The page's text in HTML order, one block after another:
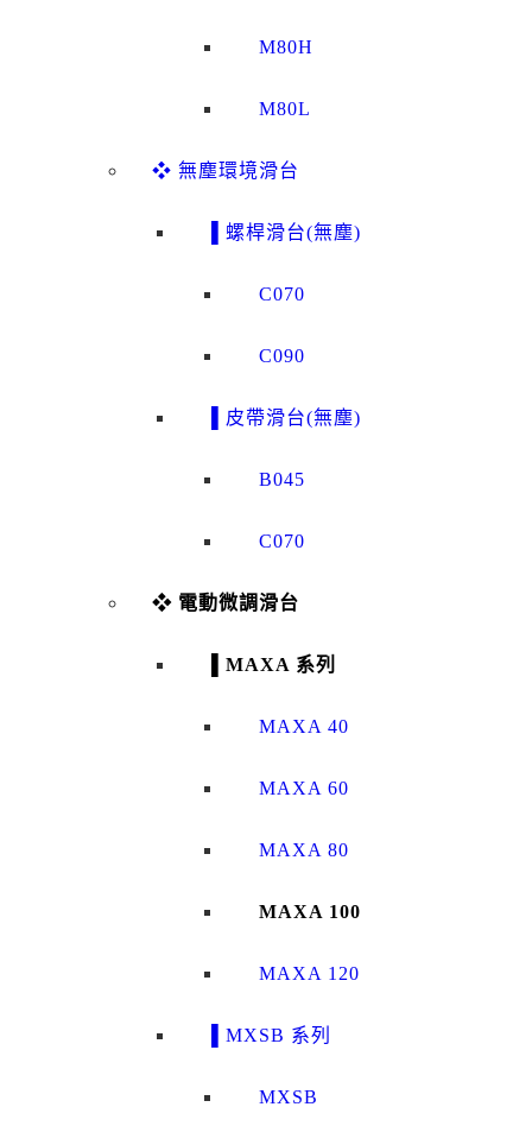
M80H
M80L
❖ 無塵環境滑台
▌螺桿滑台(無塵)
C070
C090
▌皮帶滑台(無塵)
B045
C070
❖ 電動微調滑台
▌MAXA 系列
MAXA 40
MAXA 60
MAXA 80
MAXA 100
MAXA 120
▌MXSB 系列
MXSB